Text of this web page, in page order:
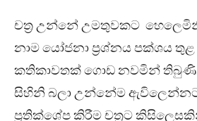
චත්‍ර උන්නේ උමතුවකට
නාම යෝජනා ප්‍රශ්නය පක්ශය
කතිකාවතක් ගොඩ නවමින්
සිහිනි බලා උන්නේම
ප්‍රතික්ශේප කිරීම චත්‍රට